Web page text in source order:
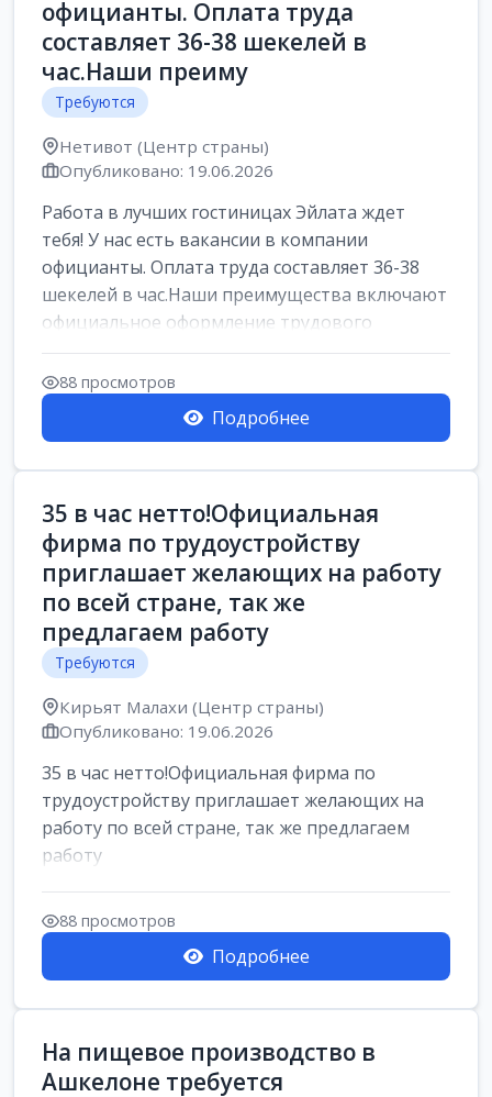
официанты. Оплата труда
составляет 36-38 шекелей в
час.Наши преиму
Требуются
Нетивот (Центр страны)
Опубликовано: 19.06.2026
Работа в лучших гостиницах Эйлата ждет
тебя! У нас есть вакансии в компании
официанты. Оплата труда составляет 36-38
шекелей в час.Наши преимущества включают
официальное оформление трудового
договора,...
88 просмотров
Подробнее
35 в час нетто!Официальная
фирма по трудоустройству
приглашает желающих на работу
по всей стране, так же
предлагаем работу
Требуются
Кирьят Малахи (Центр страны)
Опубликовано: 19.06.2026
35 в час нетто!Официальная фирма по
трудоустройству приглашает желающих на
работу по всей стране, так же предлагаем
работу
88 просмотров
Подробнее
На пищевое производство в
Ашкелоне требуется